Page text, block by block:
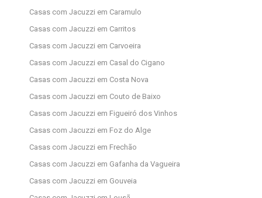
Casas com Jacuzzi em Caramulo
Casas com Jacuzzi em Carritos
Casas com Jacuzzi em Carvoeira
Casas com Jacuzzi em Casal do Cigano
Casas com Jacuzzi em Costa Nova
Casas com Jacuzzi em Couto de Baixo
Casas com Jacuzzi em Figueiró dos Vinhos
Casas com Jacuzzi em Foz do Alge
Casas com Jacuzzi em Frechão
Casas com Jacuzzi em Gafanha da Vagueira
Casas com Jacuzzi em Gouveia